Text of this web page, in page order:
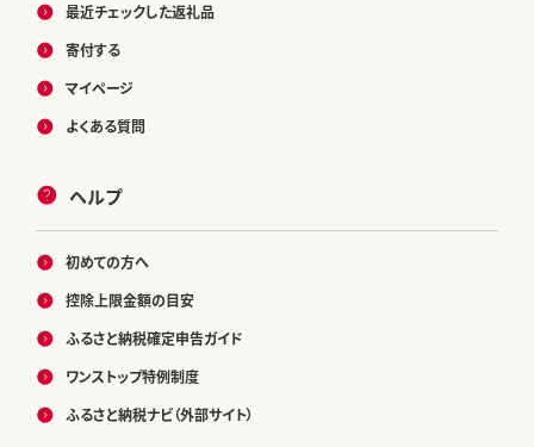
最近チェックした返礼品
寄付する
マイページ
よくある質問
ヘルプ
初めての方へ
控除上限金額の目安
ふるさと納税確定申告ガイド
ワンストップ特例制度
ふるさと納税ナビ（外部サイト）